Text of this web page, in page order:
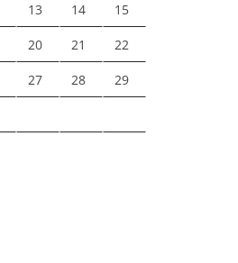
13 14 15
20 21 22
27 28 29